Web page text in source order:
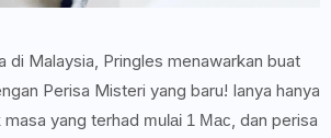
di Malaysia, Pringles menawarkan buat
Perisa Misteri yang baru! Ianya hanya
yang terhad mulai 1 Mac, dan perisa